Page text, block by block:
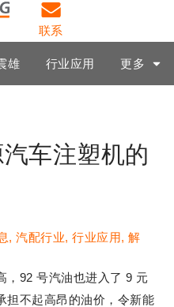
联系
雄 行业应用 更多
车注塑机的
, 汽配行业, 行业应用, 解
，92 号汽油也进入了 9 元
担不起高昂的油价，令新能